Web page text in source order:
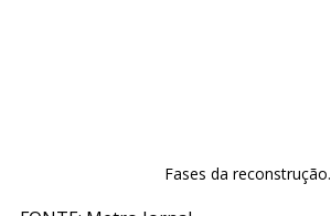
Fases da reconstrução.